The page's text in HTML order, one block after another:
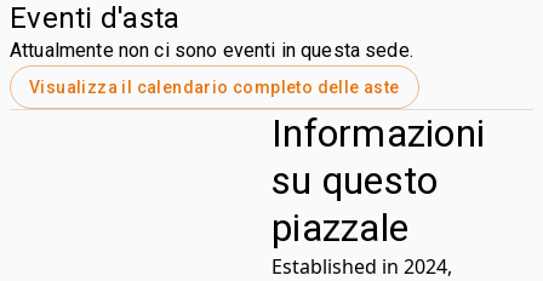
Eventi d'asta
Attualmente non ci sono eventi in questa sede.
Visualizza il calendario completo delle aste
Informazioni
su questo
piazzale
Established in 2024,